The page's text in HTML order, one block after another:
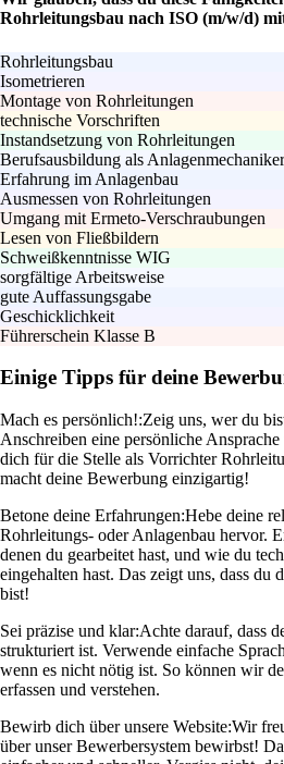
Rohrleitungsbau nach ISO (m/w/d)
Rohrleitungsbau
Isometrieren
Montage von Rohrleitungen
technische Vorschriften
Instandsetzung von Rohrleitungen
Berufsausbildung als Anlagenmechaniker
Erfahrung im Anlagenbau
Ausmessen von Rohrleitungen
Umgang mit Ermeto-Verschraubungen
Lesen von Fließbildern
Schweißkenntnisse WIG
sorgfältige Arbeitsweise
gute Auffassungsgabe
Geschicklichkeit
Führerschein Klasse B
Einige Tipps für deine
Mach es persönlich!:Zeig uns, wer du
Anschreiben eine persönliche
dich für die Stelle als Vorrichter
macht deine Bewerbung einzigartig!
Betone deine Erfahrungen:Hebe deine
Rohrleitungs- oder Anlagenbau hervor.
denen du gearbeitet hast, und wie du
eingehalten hast. Das zeigt uns, dass du
bist!
Sei präzise und klar:Achte darauf, dass
strukturiert ist. Verwende einfache
wenn es nicht nötig ist. So können wir
erfassen und verstehen.
Bewirb dich über unsere Website:Wir
über unser Bewerbersystem bewirbst!